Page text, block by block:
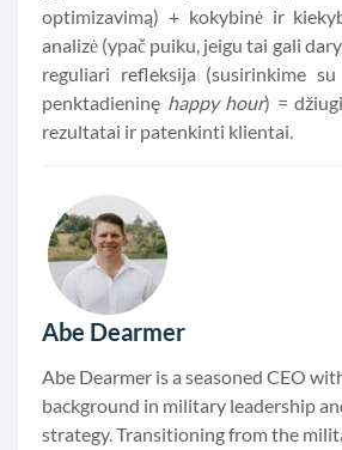
optimizavimą) + kokybinė ir
analizė (ypač puiku, jeigu tai gali
reguliari refleksija (susirinkime
penktadieninę happy hour) =
rezultatai ir patenkinti klientai.
Abe Dearmer
Abe Dearmer is a seasoned CEO
background in military leadership
strategy. Transitioning from the